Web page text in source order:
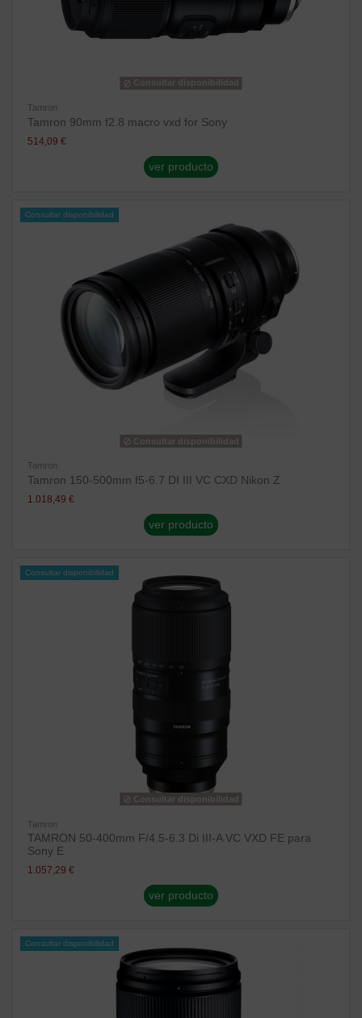
Consultar disponibilidad
Tamron
Tamron 90mm f2.8 macro vxd for Sony
514,09 €
ver producto
Consultar disponibilidad
Consultar disponibilidad
Tamron
Tamron 150-500mm f5-6.7 DI III VC CXD Nikon Z
1.018,49 €
ver producto
Consultar disponibilidad
Consultar disponibilidad
Tamron
TAMRON 50-400mm F/4.5-6.3 Di III-A VC VXD FE para
Sony E
1.057,29 €
ver producto
Consultar disponibilidad